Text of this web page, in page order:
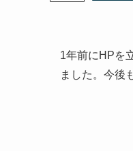
1年前にHPを
ました。今後